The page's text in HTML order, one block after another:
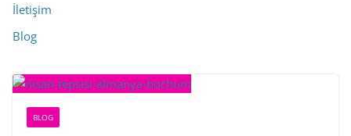
İletişim
Blog
BLOG